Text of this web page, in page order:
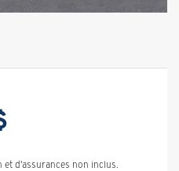
d'assurances non inclus.